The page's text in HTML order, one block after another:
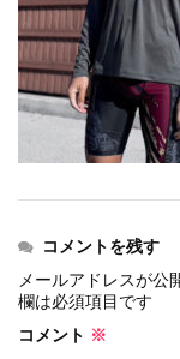
events
2026.2.2
仙台国際ハーフマラ
events
2025.10.1
第46回 丹波篠山ABC
コメントを残す
メールアドレスが公
欄は必須項目です
コメント ※